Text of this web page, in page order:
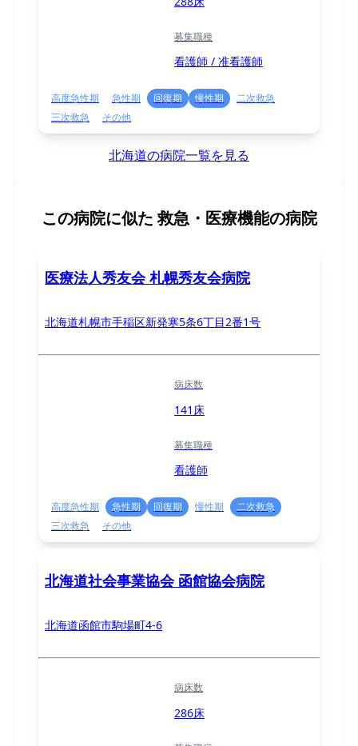
募集職種
看護師 / 准看護師
高度急性期 急性期 回復期 慢性期
二次救急
三次救急
その他
北海道の病院一覧を見る
この病院に似た 救急・医療機能の病院
医療法人秀友会 札幌秀友会病院
北海道札幌市手稲区新発寒5条6丁目2番1号
病床数
141床
募集職種
看護師
高度急性期 急性期 回復期 慢性期
二次救急
三次救急
その他
北海道社会事業協会 函館協会病院
北海道函館市駒場町4-6
病床数
286床